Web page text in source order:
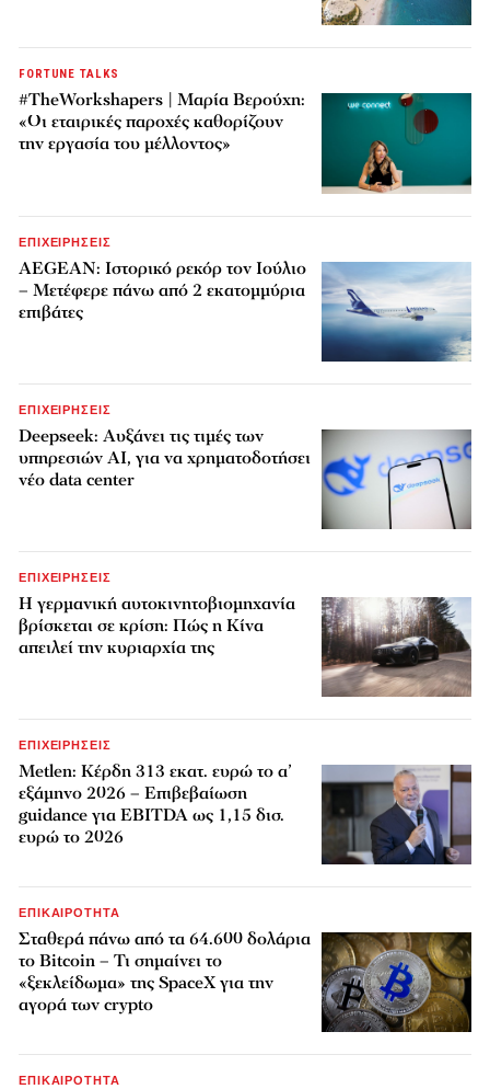
FORTUNE TALKS
#TheWorkshapers | Μαρία Βερούχη:
«Οι εταιρικές παροχές καθορίζουν
την εργασία του μέλλοντος»
ΕΠΙΧΕΙΡΗΣΕΙΣ
AEGEAN: Ιστορικό ρεκόρ τον Ιούλιο
– Μετέφερε πάνω από 2 εκατομμύρια
επιβάτες
ΕΠΙΧΕΙΡΗΣΕΙΣ
Deepseek: Αυξάνει τις τιμές των
υπηρεσιών AI, για να χρηματοδοτήσει
νέο data center
ΕΠΙΧΕΙΡΗΣΕΙΣ
Η γερμανική αυτοκινητοβιομηχανία
βρίσκεται σε κρίση: Πώς η Κίνα
απειλεί την κυριαρχία της
ΕΠΙΧΕΙΡΗΣΕΙΣ
Metlen: Κέρδη 313 εκατ. ευρώ το α’
εξάμηνο 2026 – Επιβεβαίωση
guidance για EBITDA ως 1,15 δισ.
ευρώ το 2026
ΕΠΙΚΑΙΡΟΤΗΤΑ
Σταθερά πάνω από τα 64.600 δολάρια
το Bitcoin – Τι σημαίνει το
«ξεκλείδωμα» της SpaceX για την
αγορά των crypto
ΕΠΙΚΑΙΡΟΤΗΤΑ